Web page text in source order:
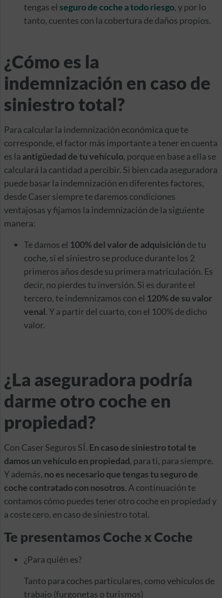
tengas el seguro de coche a todo riesgo, y por lo
tanto, cuentes con la cobertura de daños propios.
¿Cómo es la
indemnización en caso de
siniestro total?
Para calcular la indemnización económica que te
corresponde, el factor más importante a tener en cuenta
es la antigüedad de tu vehículo, porque en base a ella se
calculará la cantidad a percibir. Si bien cada aseguradora
puede basar la indemnización en diferentes factores,
desde Caser siempre te daremos condiciones
ventajosas y fijamos la indemnización de la siguiente
manera:
Te damos el 100% del valor de adquisición de tu
coche, si el siniestro se produce durante los 2
primeros años desde su primera matriculación. Es
decir, no pierdes tu inversión. Si es durante el
tercero, te indemnizamos con el 120% de su valor
venal. Y a partir del cuarto, con el 100% de dicho
valor.
¿La aseguradora podría
darme otro coche en
propiedad?
Con Caser Seguros SÍ. En caso de siniestro total te
damos un vehículo en propiedad, para ti, para siempre.
Y además, no es necesario que tengas tu seguro de
coche contratado con nosotros. A continuación te
contamos cómo puedes tener otro coche en propiedad y
a coste cero, en caso de siniestro total.
Te presentamos Coche x Coche
¿Para quién es?
Tanto para coches particulares, comovehículos de
trabajo (furgonetas o turismos)